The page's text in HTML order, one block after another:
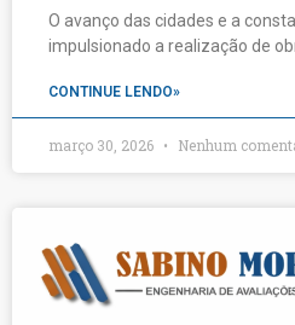
O avanço das cidades e a
impulsionado a realização de
CONTINUE LENDO»
março 30, 2026 Nenhum